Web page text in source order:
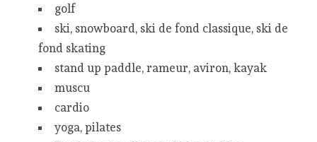
golf
ski, snowboard, ski de fond classique, ski de
fond skating
stand up paddle, rameur, aviron, kayak
muscu
cardio
yoga, pilates